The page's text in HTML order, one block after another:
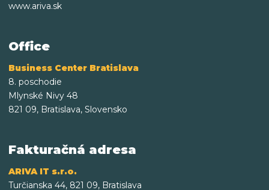
www.ariva.sk
Office
Business Center Bratislava
8. poschodie
Mlynské Nivy 48
821 09, Bratislava, Slovensko
Fakturačná adresa
ARIVA IT s.r.o.
Turčianska 44, 821 09, Bratislava